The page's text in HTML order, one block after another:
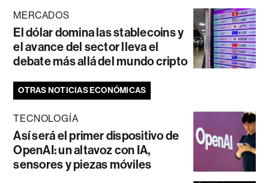
MERCADOS
El dólar domina las stablecoins y
el avance del sector lleva el
debate más allá del mundo cripto
OTRAS NOTICIAS ECONÓMICAS
TECNOLOGÍA
Así será el primer dispositivo de
OpenAI: un altavoz con IA,
sensores y piezas móviles